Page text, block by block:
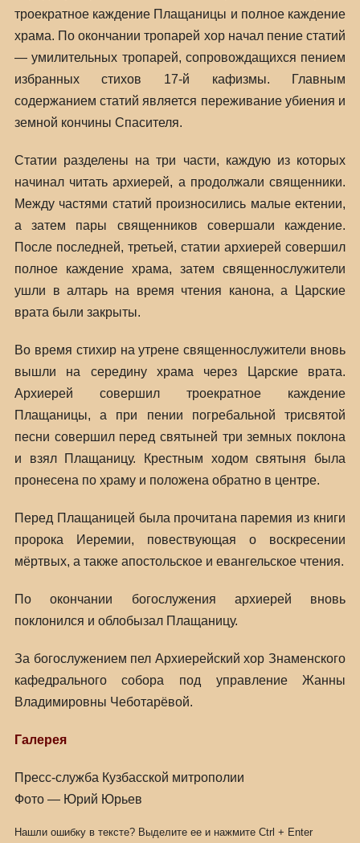
троекратное каждение Плащаницы и полное каждение
храма. По окончании тропарей хор начал пение статий
— умилительных тропарей, сопровождащихся пением
избранных стихов 17-й кафизмы. Главным
содержанием статий является переживание убиения и
земной кончины Спасителя.
Статии разделены на три части, каждую из которых
начинал читать архиерей, а продолжали священники.
Между частями статий произносились малые ектении,
а затем пары священников совершали каждение.
После последней, третьей, статии архиерей совершил
полное каждение храма, затем священнослужители
ушли в алтарь на время чтения канона, а Царские
врата были закрыты.
Во время стихир на утрене священнослужители вновь
вышли на середину храма через Царские врата.
Архиерей совершил троекратное каждение
Плащаницы, а при пении погребальной трисвятой
песни совершил перед святыней три земных поклона
и взял Плащаницу. Крестным ходом святыня была
пронесена по храму и положена обратно в центре.
Перед Плащаницей была прочитана паремия из книги
пророка Иеремии, повествующая о воскресении
мёртвых, а также апостольское и евангельское чтения.
По окончании богослужения архиерей вновь
поклонился и облобызал Плащаницу.
За богослужением пел Архиерейский хор Знаменского
кафедрального собора под управление Жанны
Владимировны Чеботарёвой.
Галерея
Пресс-служба Кузбасской митрополии
Фото — Юрий Юрьев
Нашли ошибку в тексте? Выделите ее и нажмите Ctrl + Enter